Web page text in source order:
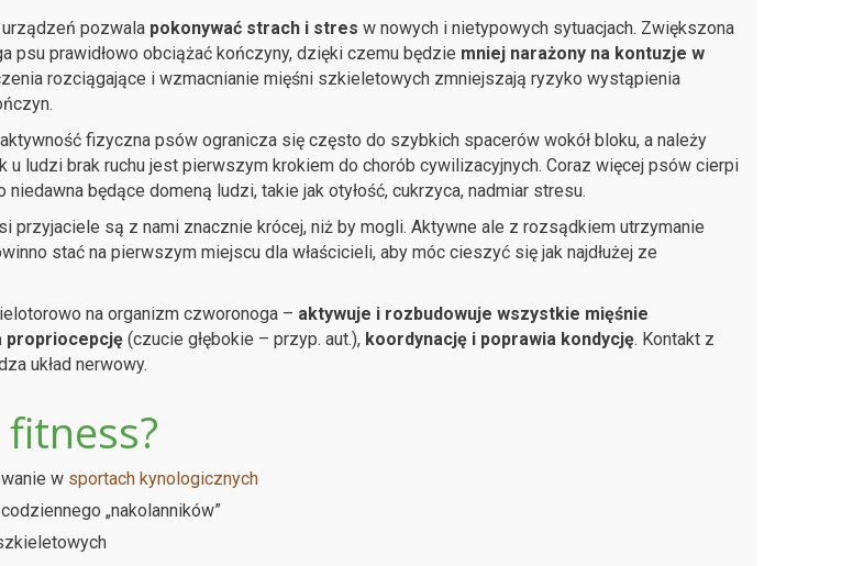
pozwala pokonywać strach i stres w nowych i nietypowych sytuacjach. Zwiększona
psu prawidłowo obciążać kończyny, dzięki czemu będzie mniej narażony na kontuzje w
rozciągające i wzmacnianie mięśni szkieletowych zmniejszają ryzyko wystąpienia
fizyczna psów ogranicza się często do szybkich spacerów wokół bloku, a należy
u ludzi brak ruchu jest pierwszym krokiem do chorób cywilizacyjnych. Coraz więcej psów cierpi
będące domeną ludzi, takie jak otyłość, cukrzyca, nadmiar stresu.
przyjaciele są z nami znacznie krócej, niż by mogli. Aktywne ale z rozsądkiem utrzymanie
stać na pierwszym miejscu dla właścicieli, aby móc cieszyć się jak najdłużej ze
na organizm czworonoga – aktywuje i rozbudowuje wszystkie mięśnie
propriocepcję(czucie głębokie – przyp. aut.), koordynację i poprawia kondycję. Kontakt z
układ nerwowy.
w sportach kynologicznych
„nakolanników”